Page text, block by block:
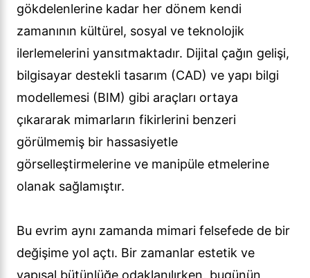
gökdelenlerine kadar her dönem kendi
zamanının kültürel, sosyal ve teknolojik
ilerlemelerini yansıtmaktadır. Dijital çağın gelişi,
bilgisayar destekli tasarım (CAD) ve yapı bilgi
modellemesi (BIM) gibi araçları ortaya
çıkararak mimarların fikirlerini benzeri
görülmemiş bir hassasiyetle
görselleştirmelerine ve manipüle etmelerine
olanak sağlamıştır.
Bu evrim aynı zamanda mimari felsefede de bir
değişime yol açtı. Bir zamanlar estetik ve
yapısal bütünlüğe odaklanılırken, bugünün